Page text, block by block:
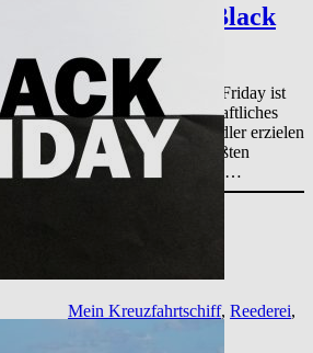
TUI Cruises Black
Der sagenhafte Black Friday ist
ein weltweites wirtschaftliches
Phänomen. Viele Händler erzielen
an diesem Tag die größten
Umsätze des gesamten…
Mein Kreuzfahrtschiff, Reederei